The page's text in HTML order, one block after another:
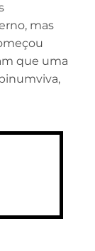
mas
que uma